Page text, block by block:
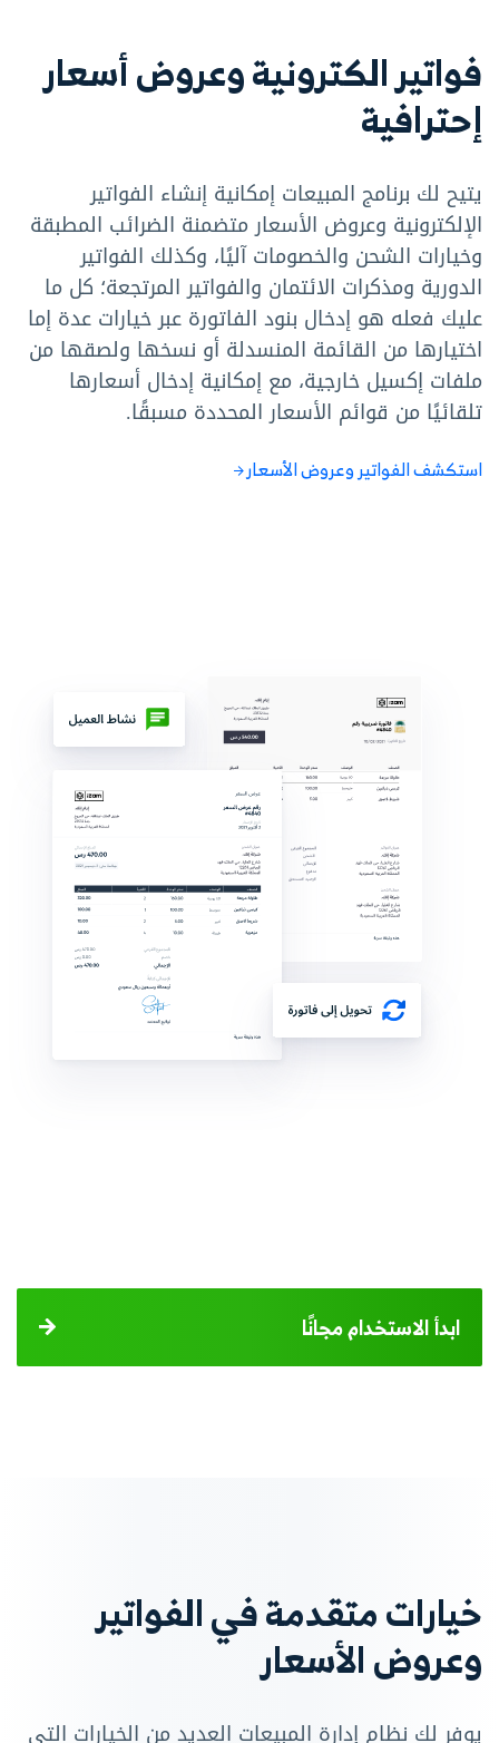
فواتير الكترونية وعروض أسعار
إحترافية
يتيح لك برنامج المبيعات إمكانية إنشاء الفواتير
الإلكترونية وعروض الأسعار متضمنة الضرائب المطبقة
وخيارات الشحن والخصومات آليًا، وكذلك الفواتير
الدورية ومذكرات الائتمان والفواتير المرتجعة؛ كل ما
عليك فعله هو إدخال بنود الفاتورة عبر خيارات عدة إما
اختيارها من القائمة المنسدلة أو نسخها ولصقها من
ملفات إكسيل خارجية، مع إمكانية إدخال أسعارها
تلقائيًا من قوائم الأسعار المحددة مسبقًا.
استكشف الفواتير وعروض الأسعار
ابدأ الاستخدام مجانًا
خيارات متقدمة في الفواتير
وعروض الأسعار
يوفر لك نظام إدارة المبيعات العديد من الخيارات التي